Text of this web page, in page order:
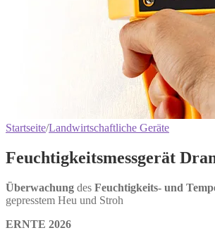
Startseite/Landwirtschaftliche Geräte
Feuchtigkeitsmessgerät
Überwachung des Feuchtigkeits- und
gepresstem Heu und Stroh
ERNTE 2026